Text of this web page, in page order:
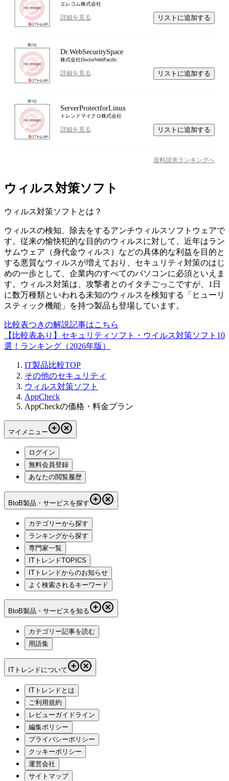
エレコム株式会社
詳細を見る リストに追加する
第2位
Dr.WebSecuritySpace
株式会社DoctorWebPacific
詳細を見る リストに追加する
第3位
ServerProtectforLinux
トレンドマイクロ株式会社
詳細を見る リストに追加する
資料請求ランキングへ
ウィルス対策ソフト
ウィルス対策ソフト とは？
ウィルスの検知、除去をするアンチウィルスソフトウェアで
す。従来の愉快犯的な目的のウィルスに対して、近年はラン
サムウェア（身代金ウィルス）などの具体的な利益を目的と
する悪質なウィルスが増えており、セキュリティ対策のはじ
めの一歩として、企業内のすべてのパソコンに必須といえま
す。ウィルス対策は、攻撃者とのイタチごっこですが、1日
に数万種類といわれる未知のウィルスを検知する「ヒューリ
スティック機能」を持つ製品も登場しています。
比較表つきの解説記事はこちら
【比較表あり】セキュリティソフト・ウイルス対策ソフト10
選！ランキング（2026年版）
IT製品比較TOP
その他のセキュリティ
ウィルス対策ソフト
AppCheck
AppCheckの価格・料金プラン
マイメニュー
ログイン
無料会員登録
あなたの閲覧履歴
BtoB製品・サービスを探す
カテゴリーから探す
ランキングから探す
専門家一覧
ITトレンドTOPICS
ITトレンドからのお知らせ
よく検索されるキーワード
BtoB製品・サービスを知る
カテゴリー記事を読む
用語集
ITトレンドについて
ITトレンドとは
ご利用規約
レビューガイドライン
編集ポリシー
プライバシーポリシー
クッキーポリシー
運営会社
サイトマップ